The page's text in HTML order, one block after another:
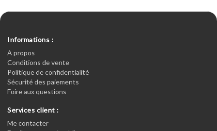
Informations :
A propos
Conditions de vente
Politique de confidentialité
Sécurité des paiements
Foire aux questions
Services client :
Me contacter